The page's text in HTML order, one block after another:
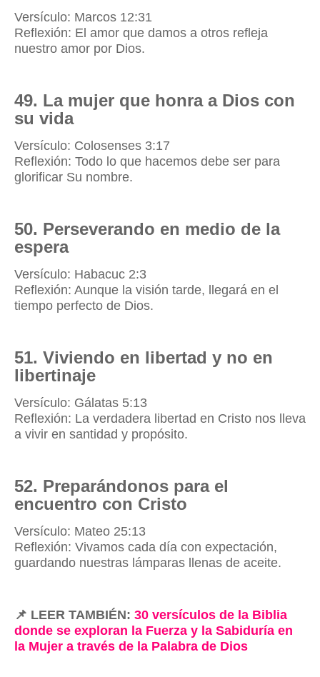
Versículo: Marcos 12:31
Reflexión: El amor que damos a otros refleja
nuestro amor por Dios.
49. La mujer que honra a Dios con
su vida
Versículo: Colosenses 3:17
Reflexión: Todo lo que hacemos debe ser para
glorificar Su nombre.
50. Perseverando en medio de la
espera
Versículo: Habacuc 2:3
Reflexión: Aunque la visión tarde, llegará en el
tiempo perfecto de Dios.
51. Viviendo en libertad y no en
libertinaje
Versículo: Gálatas 5:13
Reflexión: La verdadera libertad en Cristo nos lleva
a vivir en santidad y propósito.
52. Preparándonos para el
encuentro con Cristo
Versículo: Mateo 25:13
Reflexión: Vivamos cada día con expectación,
guardando nuestras lámparas llenas de aceite.
📌 LEER TAMBIÉN: 30 versículos de la Biblia
donde se exploran la Fuerza y la Sabiduría en
la Mujer a través de la Palabra de Dios